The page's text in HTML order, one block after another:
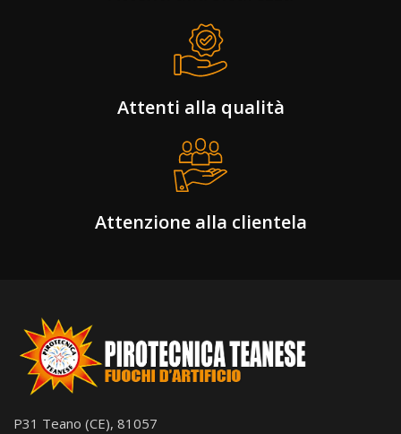
Attenti alla qualità
Attenzione alla clientela
P31 Teano (CE), 81057